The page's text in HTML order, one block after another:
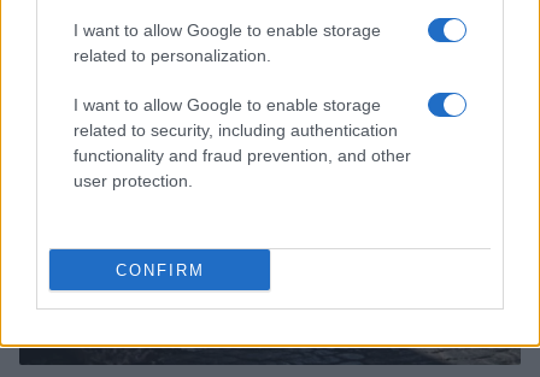
I want to allow Google to enable storage
related to personalization.
I want to allow Google to enable storage
related to security, including authentication
functionality and fraud prevention, and other
user protection.
CONFIRM
CHI SI FA CHI